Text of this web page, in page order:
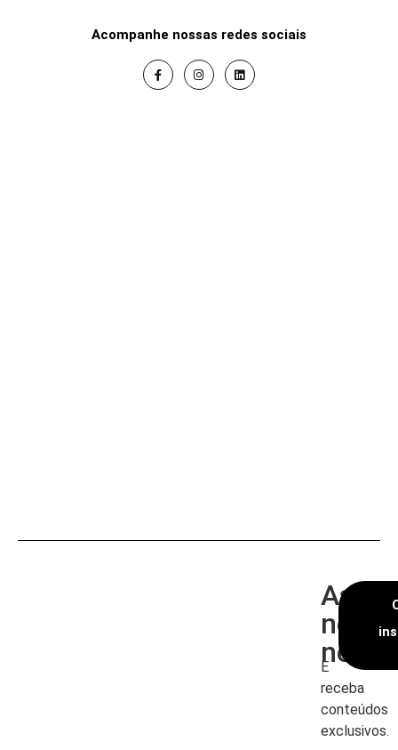
Acompanhe nossas redes sociais
nossa
E
receba
conteúdos
exclusivos.